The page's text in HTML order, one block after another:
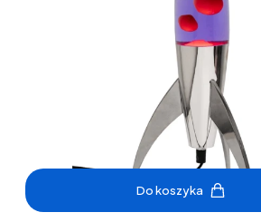
Do koszyka